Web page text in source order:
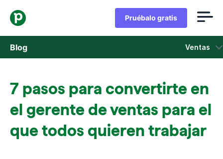
Pruébalo gratis
Blog Ventas
Marketing
Actualizaciones de Producto
7 pasos para convertirte en
el gerente de ventas para el
que todos quieren trabajar